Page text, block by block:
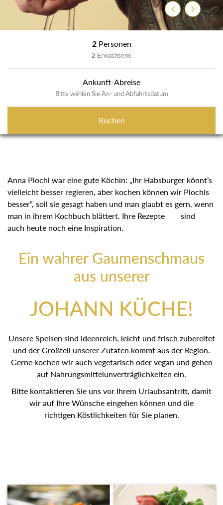
ZurückWeiter
2 Personen
2 Erwachsene
Ankunft-Abreise
Bitte wählen Sie An- und Abfahrtsdatum
Buchen
Anna Plochl war eine gute Köchin: „Ihr Habsburger könnt’s
vielleicht besser regieren, aber kochen können wir Plochls
besser“, soll sie gesagt haben und man glaubt es gern, wenn
man in ihrem Kochbuch blättert. Ihre Rezepte sind
auch heute noch eine Inspiration.
Ein wahrer Gaumenschmaus
aus unserer
JOHANN KÜCHE!
Unsere Speisen sind ideenreich, leicht und frisch zubereitet
und der Großteil unserer Zutaten kommt aus der Region.
Gerne kochen wir auch vegetarisch oder vegan und gehen
auf Nahrungsmittelunverträglichkeiten ein.
Bitte kontaktieren Sie uns vor Ihrem Urlaubsantritt, damit
wir auf Ihre Wünsche eingehen können und die
richtigen Köstlichkeiten für Sie planen.